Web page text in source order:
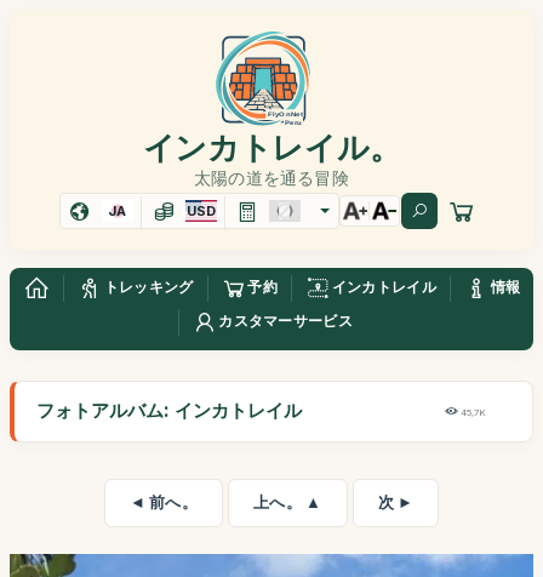
インカトレイル。
太陽の道を通る冒険
JA USD
トレッキング 予約 インカトレイル
情報
カスタマーサービス
フォトアルバム: インカトレイル 45,7K
◄ 前へ。 上へ。 ▲ 次 ►